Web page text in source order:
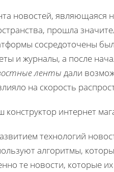
новостей, являющаяся
прошла
сосредоточены
и журналы, а после
ленты дали
на скорость
конструктор интернет
технологий
алгоритмы,
те новости, которые